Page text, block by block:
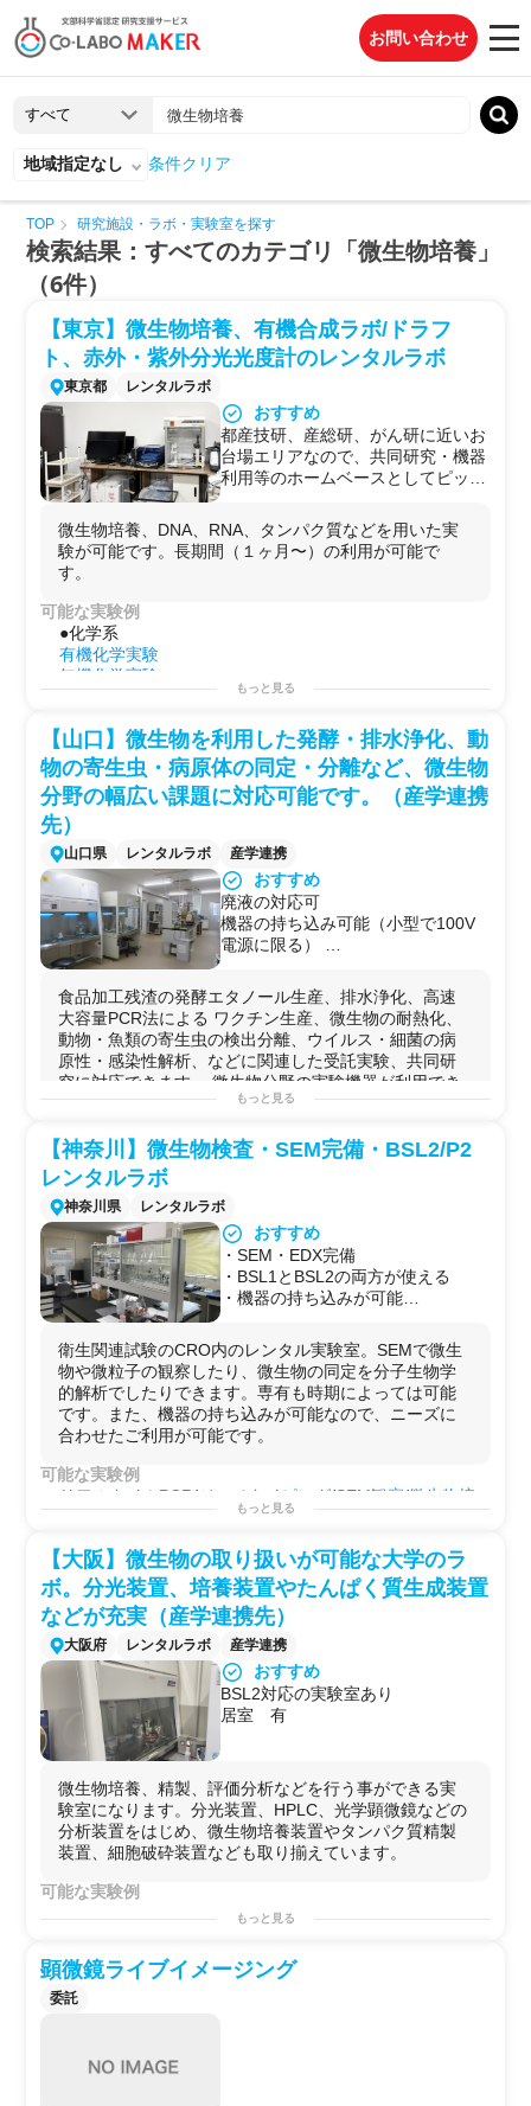
お問い合わせ
地域指定なし 条件クリア
TOP 研究施設・ラボ・実験室を探す
検索結果：すべてのカテゴリ「微生物培養」
（6件）
【東京】微生物培養、有機合成ラボ/ドラフ
ト、赤外・紫外分光光度計のレンタルラボ
東京都 レンタルラボ
おすすめ
都産技研、産総研、がん研に近いお
台場エリアなので、共同研究・機器
利用等のホームベースとしてピッタ
居室あり
ラボのWiFi利用可能
駐車場有（有料）
建物内にはレストラン・カフェ・コ
ー・ジム・スカイデッキなどがあ
り、リフレッシュにも最適です。
平日・休日問わず利用可能なこのラ
ボで、あなたの研究アイデアを実現
微生物培養、DNA、RNA、タンパク質などを用いた実
験が可能です。長期間（１ヶ月〜）の利用が可能で
す。
可能な実験例
●化学系
有機化学実験
無機化学実験
免疫学実験
細胞解析実験
遺伝子工学実験
生物実験
動物組織実験
用途例
・研究プロジェクトを始める前の 予備実験
・自社で行えないサイドプロジェクト
使用
・分析装置の訪問利用
・化学系の動画コンテンツ・ドラマ・映画等の撮影
もっと見る
【山口】微生物を利用した発酵・排水浄化、動
物の寄生虫・病原体の同定・分離など、微生物
分野の幅広い課題に対応可能です。（産学連携
先）
山口県 レンタルラボ 産学連携
おすすめ
廃液の対応可
機器の持ち込み可能（小型で100V
電源に限る）
ラボ駐車場利用可能
食品加工残渣の発酵エタノール生産、排水浄化、高速
大容量PCR法による ワクチン生産、微生物の耐熱化、
動物・魚類の寄生虫の検出分離、ウイルス・細菌の病
原性・感染性解析、などに関連した受託実験、共同研
究に対応できます。 微生物分野の実験機器が利用でき
ます。
可能な実験例
・発酵微生物を利用した実験
・環境微生物を利用した実験（受託実験、
同研究のみ可能）
・病原微生物を利用した実験（受託実験、
同
研究のみ可能）
・微生物（細菌，酵母 ）の培養
・微生物の代謝産物の解析
・微生物の遺伝子解析
もっと見る
【神奈川】微生物検査・SEM完備・BSL2/P2
レンタルラボ
神奈川県 レンタルラボ
おすすめ
・SEM・EDX完備
・BSL1とBSL2の両方が使える
・機器の持ち込みが可能
衛生関連試験のCRO内のレンタル実験室。SEMで微生
物や微粒子の観察したり、微生物の同定を分子生物学
的解析でしたりできます。専有も時期によっては可能
です。また、機器の持ち込みが可能なので、ニーズに
合わせたご利用が可能です。
可能な実験例
リアルタイムPCR / ジェノタイピング/SEM観察/微生物培
・食品や水に含まれる異物や微生物の観察や同定
・
研究プロジェクトを始める前の予備実験などに！
・自社で行えないサイドプロジェクトを行う場としての
使用
もっと見る
【大阪】微生物の取り扱いが可能な大学のラ
ボ。分光装置、培養装置やたんぱく質生成装置
などが充実（産学連携先）
大阪府 レンタルラボ 産学連携
おすすめ
BSL2対応の実験室あり
居室 有
微生物培養、精製、評価分析などを行う事ができる実
験室になります。分光装置、HPLC、光学顕微鏡などの
分析装置をはじめ、微生物培養装置やタンパク質精製
装置、細胞破砕装置なども取り揃えています。
可能な実験例
・バイオ
フィルム
解析
・抗菌 力評価
もっと見る
顕微鏡ライブイメージング
委託